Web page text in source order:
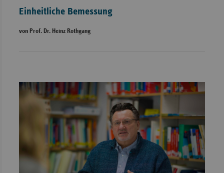
Einheitliche Bemessung
von Prof. Dr. Heinz Rothgang